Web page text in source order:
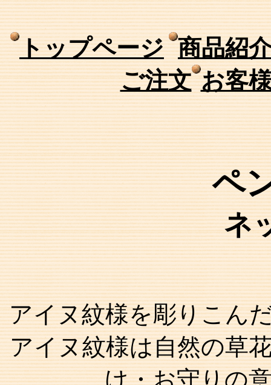
トップページ 商品紹
ご注文 お客
ペ
ネ
アイヌ紋様を彫りこん
アイヌ紋様は自然の草
け・お守りの